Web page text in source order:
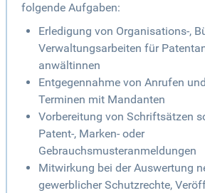
folgende Aufgaben:
Erledigung von Organisations-,
Verwaltungsarbeiten für
anwältinnen
Entgegennahme von Anrufen
Terminen mit Mandanten
Vorbereitung von Schriftsätzen
Patent-, Marken- oder
Gebrauchsmusteranmeldungen
Mitwirkung bei der Auswertung
gewerblicher Schutzrechte,